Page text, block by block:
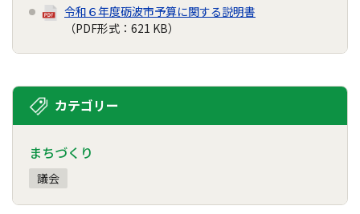
令和６年度砺波市予算に関する説明書
（PDF形式：621 KB）
カテゴリー
まちづくり
議会